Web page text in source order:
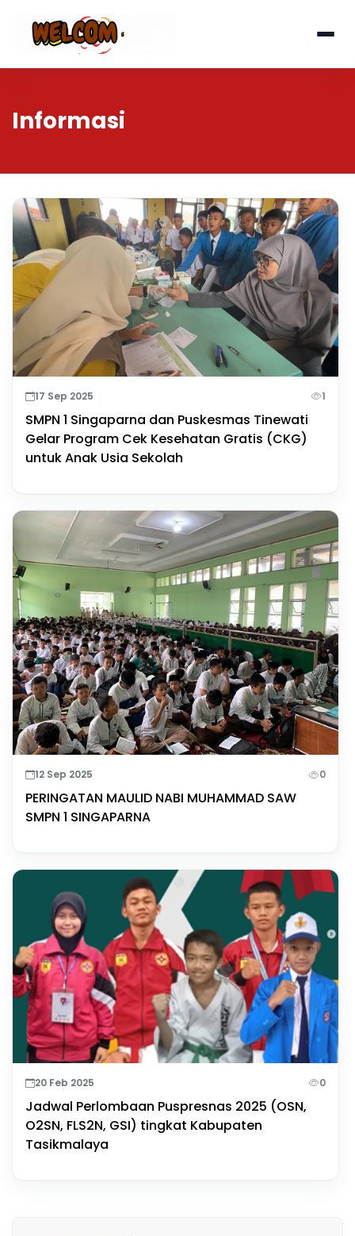
Informasi
17 Sep 2025 1
SMPN 1 Singaparna dan Puskesmas Tinewati
Gelar Program Cek Kesehatan Gratis (CKG)
untuk Anak Usia Sekolah
12 Sep 2025 0
PERINGATAN MAULID NABI MUHAMMAD SAW
SMPN 1 SINGAPARNA
20 Feb 2025 0
Jadwal Perlombaan Puspresnas 2025 (OSN,
O2SN, FLS2N, GSI) tingkat Kabupaten
Tasikmalaya